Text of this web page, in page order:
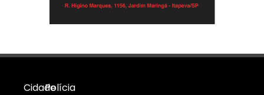
CidadePolícia